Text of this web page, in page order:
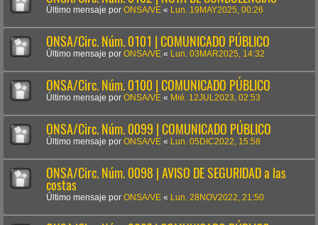
Último mensaje por ONSA/VE « Lun. 19MAY2025, 00:26
ONSA/Circ. Núm. 0101 | COMUNICADO PÚBLICO
Último mensaje por ONSA/VE « Lun. 03MAR2025, 14:32
ONSA/Circ. Núm. 0100 | COMUNICADO PÚBLICO
Último mensaje por ONSA/VE « Mié. 12JUL2023, 02:53
ONSA/Circ. Núm. 0099 | COMUNICADO PÚBLICO
Último mensaje por ONSA/VE « Lun. 05DIC2022, 15:58
ONSA/Circ. Núm. 0098 | AVISO DE SEGURIDAD a las
costas
Último mensaje por ONSA/VE « Lun. 28NOV2022, 21:50